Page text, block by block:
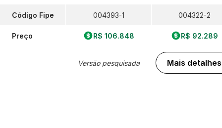
Código Fipe
Preço
004393-1
R$ 106.848
Versão pesquisada
004322-2
R$ 92.289
Mais detalhes